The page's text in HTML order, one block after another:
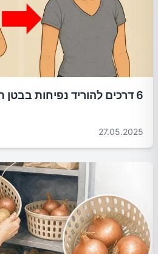
6 דרכים להוריד נפיחות בבטן תוך 24 שעות
27.05.2025